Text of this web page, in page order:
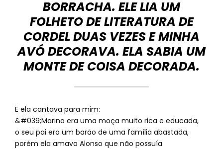
BORRACHA. ELE LIA UM
FOLHETO DE LITERATURA DE
CORDEL DUAS VEZES E MINHA
AVÓ DECORAVA. ELA SABIA UM
MONTE DE COISA DECORADA.
E ela cantava para mim:
&#039;Marina era uma moça muito rica e educada,
o seu pai era um barão de uma família abastada,
porém ela amava Alonso que não possuía